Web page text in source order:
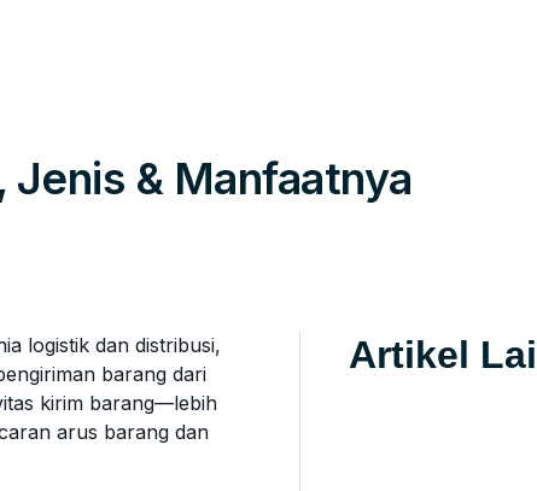
& Manfaatnya
logistik dan distribusi,
barang dari
kirim barang—lebih
arus barang dan
Artikel